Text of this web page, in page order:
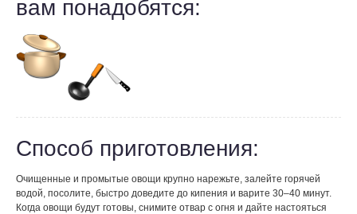
вам понадобятся:
Способ приготовления:
Очищенные и промытые овощи крупно нарежьте, залейте горячей
водой, посолите, быстро доведите до кипения и варите 30–40 минут.
Когда овощи будут готовы, снимите отвар с огня и дайте настояться